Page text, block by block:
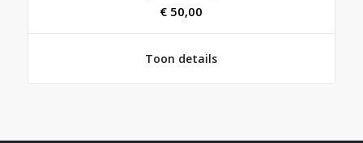
€ 50,00
Toon details